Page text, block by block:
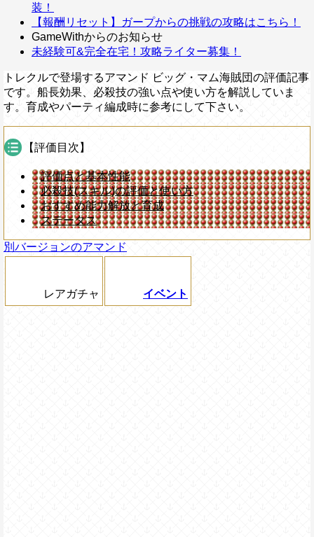
装！
【報酬リセット】ガープからの挑戦の攻略はこちら！
GameWithからのお知らせ
未経験可&完全在宅！攻略ライター募集！
トレクルで登場するアマンド ビッグ・マム海賊団の評価記事
です。船長効果、必殺技の強い点や使い方を解説していま
す。育成やパーティ編成時に参考にして下さい。
【評価目次】
評価点と基本性能
必殺技(スキル)の評価と使い方
おすすめ能力解放と育成
ステータス
別バージョンのアマンド
レアガチャ イベント